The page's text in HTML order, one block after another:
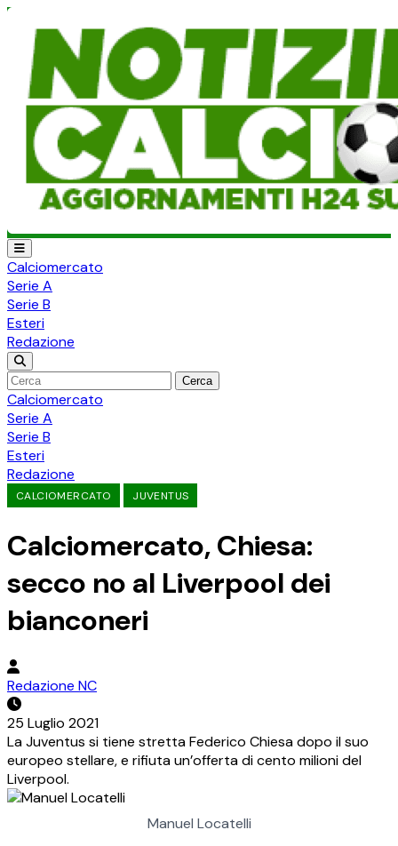
Calciomercato
Serie A
Serie B
Esteri
Redazione
Cerca
Calciomercato
Serie A
Serie B
Esteri
Redazione
CALCIOMERCATO JUVENTUS
Calciomercato, Chiesa:
secco no al Liverpool dei
bianconeri
Redazione NC
25 Luglio 2021
La Juventus si tiene stretta Federico Chiesa dopo il suo
europeo stellare, e rifiuta un’offerta di cento milioni del
Liverpool.
Manuel Locatelli